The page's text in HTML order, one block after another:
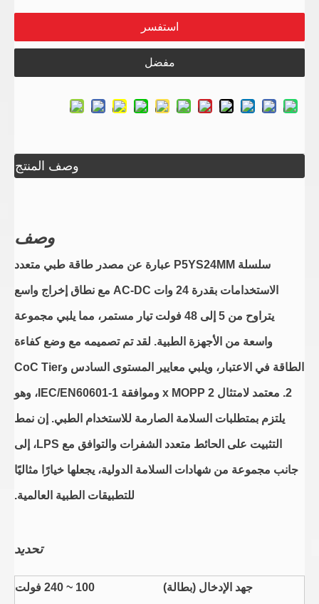
استفسر
مفضل
وصف المنتج
وصف
سلسلة P5YS24MM عبارة عن مصدر طاقة طبي متعدد
الاستخدامات بقدرة 24 وات AC-DC مع نطاق إخراج واسع
يتراوح من 5 إلى 48 فولت تيار مستمر، مما يلبي مجموعة
واسعة من الأجهزة الطبية. لقد تم تصميمه مع وضع كفاءة
الطاقة في الاعتبار، ويلبي معايير المستوى السادس وCoC Tier
2. معتمد لامتثال 2 x MOPP وموافقة IEC/EN60601-1، وهو
يلتزم بمتطلبات السلامة الصارمة للاستخدام الطبي. إن نمط
التثبيت على الحائط متعدد الشفرات والتوافق مع LPS، إلى
جانب مجموعة من شهادات السلامة الدولية، يجعلها خيارًا مثاليًا
للتطبيقات الطبية العالمية.
تحديد
جهد الإدخال (بطالة)
100 ~ 240 فولت